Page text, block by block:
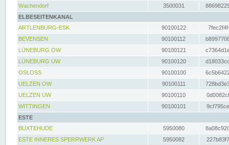
Wachendorf
3500031
ELBESEITENKANAL
ARTLENBURG-ESK
90100122
BEVENSEN
90100112
LÜNEBURG OW
90100121
LÜNEBURG UW
90100120
OSLOSS
90100100
UELZEN OW
90100111
UELZEN UW
90100110
WITTINGEN
90100101
ESTE
BUXTEHUDE
5950080
ESTE INNERES SPERRWERK AP
5950082